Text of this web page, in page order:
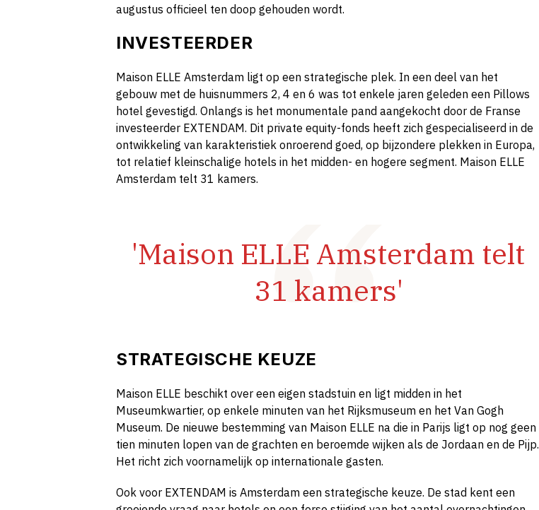
augustus officieel ten doop gehouden wordt.
INVESTEERDER
Maison ELLE Amsterdam ligt op een strategische plek. In een deel van het
gebouw met de huisnummers 2, 4 en 6 was tot enkele jaren geleden een Pillows
hotel gevestigd. Onlangs is het monumentale pand aangekocht door de Franse
investeerder EXTENDAM. Dit private equity-fonds heeft zich gespecialiseerd in de
ontwikkeling van karakteristiek onroerend goed, op bijzondere plekken in Europa,
tot relatief kleinschalige hotels in het midden- en hogere segment. Maison ELLE
Amsterdam telt 31 kamers.
'Maison ELLE Amsterdam telt
31 kamers'
STRATEGISCHE KEUZE
Maison ELLE beschikt over een eigen stadstuin en ligt midden in het
Museumkwartier, op enkele minuten van het Rijksmuseum en het Van Gogh
Museum. De nieuwe bestemming van Maison ELLE na die in Parijs ligt op nog geen
tien minuten lopen van de grachten en beroemde wijken als de Jordaan en de Pijp.
Het richt zich voornamelijk op internationale gasten.
Ook voor EXTENDAM is Amsterdam een strategische keuze. De stad kent een